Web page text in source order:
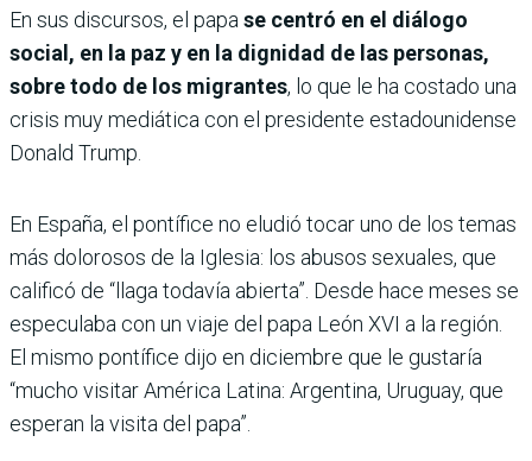
En sus discursos, el papase centró en el diálogo
social, en la paz y en la dignidad de las personas,
sobre todo de los migrantes, lo que le ha costado una
crisis muy mediática con el presidente estadounidense
Donald Trump.
En España, el pontífice no eludió tocar uno de los temas
más dolorosos de la Iglesia: los abusos sexuales, que
calificó de “llaga todavía abierta”. Desde hace meses se
especulaba con un viaje del papa León XVI a la región.
El mismo pontífice dijo en diciembre que le gustaría
“mucho visitar América Latina: Argentina, Uruguay, que
esperan la visita del papa”.